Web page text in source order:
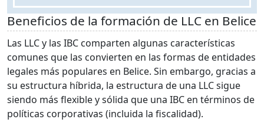
Beneficios de la formación de LLC en Belice
Las LLC y las IBC comparten algunas características
comunes que las convierten en las formas de entidades
legales más populares en Belice. Sin embargo, gracias a
su estructura híbrida, la estructura de una LLC sigue
siendo más flexible y sólida que una IBC en términos de
políticas corporativas (incluida la fiscalidad).